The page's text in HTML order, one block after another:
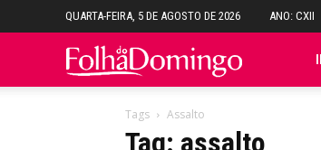
QUARTA-FEIRA, 5 DE AGOSTO DE 2026 ANO: CXII
Folha
Tags Assalto
Tag: assalto